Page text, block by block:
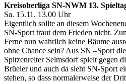
Kreisoberliga SN-NWM 13.
Sa. 15.11. 13.00 Uhr
Eigentlich sollte an diesem
SN-Sport traut dem Frieden nicht.
Ferne nun wahrlich keine Bäume
ohne Chance sein? Aus SN –Sport
Spitzenreiter Selmsdorf spielt gegen
Brüeler und auch da sieht SN-Sport
stehen, so dass normalerweise der